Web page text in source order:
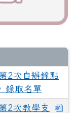
2次自辦鐘點
錄取名單
2次教學支